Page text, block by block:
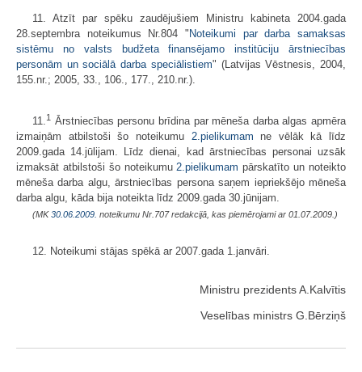
11. Atzīt par spēku zaudējušiem Ministru kabineta 2004.gada
28.septembra noteikumus Nr.804 "Noteikumi par darba samaksas
sistēmu no valsts budžeta finansējamo institūciju ārstniecības
personām un sociālā darba speciālistiem" (Latvijas Vēstnesis, 2004,
155.nr.; 2005, 33., 106., 177., 210.nr.).
11. 1 Ārstniecības personu brīdina par mēneša darba algas apmēra
izmaiņām atbilstoši šo noteikumu 2.pielikumam ne vēlāk kā līdz
2009.gada 14.jūlijam. Līdz dienai, kad ārstniecības personai uzsāk
izmaksāt atbilstoši šo noteikumu 2.pielikumam pārskatīto un noteikto
mēneša darba algu, ārstniecības persona saņem iepriekšējo mēneša
darba algu, kāda bija noteikta līdz 2009.gada 30.jūnijam.
(MK30.06.2009. noteikumu Nr.707 redakcijā, kas piemērojami ar 01.07.2009.)
12. Noteikumi stājas spēkā ar 2007.gada 1.janvāri.
Ministru prezidents A.Kalvītis
Veselības ministrs G.Bērziņš